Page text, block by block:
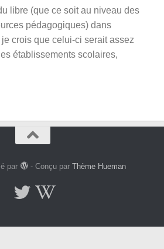
libre (que ce soit au niveau des
pédagogiques) dans
je crois que celui-ci serait assez
établissements scolaires,
par - Conçu par Thème Hueman